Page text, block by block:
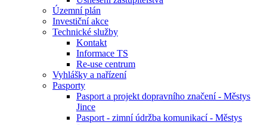
Územní plán
Investiční akce
Technické služby
Kontakt
Informace TS
Re-use centrum
Vyhlášky a nařízení
Pasporty
Pasport a projekt dopravního značení - Městys
Jince
Pasport - zimní údržba komunikací - Městys